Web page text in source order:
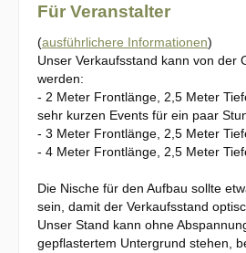
Für Veranstalter
(ausführlichere Informationen)
Unser Verkaufsstand kann von der
werden:
- 2 Meter Frontlänge, 2,5 Meter
sehr kurzen Events für ein paar
- 3 Meter Frontlänge, 2,5 Meter
- 4 Meter Frontlänge, 2,5 Meter
Die Nische für den Aufbau sollte
sein, damit der Verkaufsstand
Unser Stand kann ohne
gepflastertem Untergrund stehen,